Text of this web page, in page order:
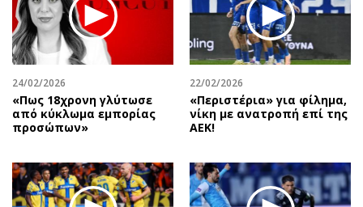
24/02/2026
«Πως 18χρονη γλύτωσε
από κύκλωμα εμπορίας
προσώπων»
22/02/2026
«Περιστέρια» για φίλημα,
νίκη με ανατροπή επί της
ΑΕΚ!